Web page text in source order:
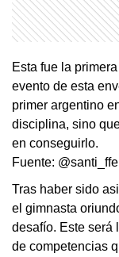
Esta fue la
evento de esta
primer argentino
disciplina, sino
en conseguirlo.
Fuente:
Tras haber sido
el gimnasta
desafío. Este será
de competencias